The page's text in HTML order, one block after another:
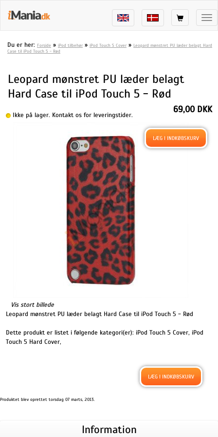
Du er her: Forside » iPod tilbehør » iPod Touch 5 Cover » Leopard mønstret PU læder belagt Hard
Case til iPod Touch 5 - Rød
Leopard mønstret PU læder belagt
Hard Case til iPod Touch 5 - Rød
Ikke på lager. Kontakt os for leveringstider.
Vis stort billede
69,00 DKK
Leopard mønstret PU læder belagt Hard Case til iPod Touch 5 - Rød
Dette produkt er listet i følgende kategori(er): iPod Touch 5 Cover, iPod
Touch 5 Hard Cover,
Produktet blev oprettet torsdag 07 marts, 2013.
Information